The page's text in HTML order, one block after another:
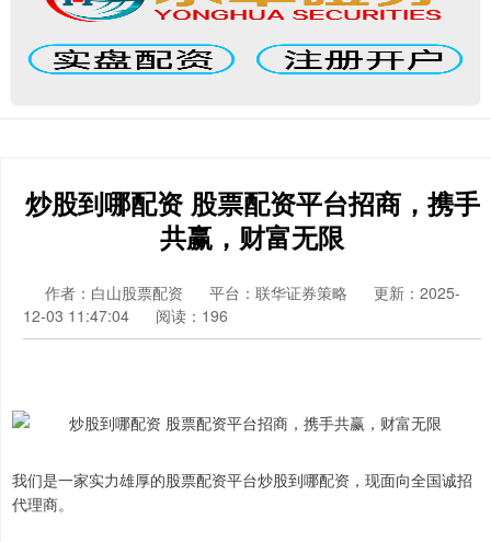
炒股到哪配资 股票配资平台招商，携手
共赢，财富无限
作者：白山股票配资 平台：联华证券策略
更新：2025-
12-03 11:47:04
阅读：196
我们是一家实力雄厚的股票配资平台炒股到哪配资，现面向全国诚招
代理商。